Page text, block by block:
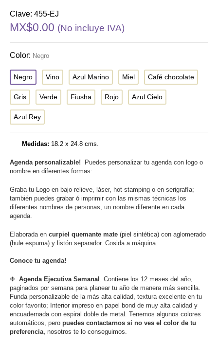
Clave: 455-EJ
MX$0.00 (No incluye IVA)
Color: Negro
Negro Vino Azul Marino Miel Café chocolate
Gris Verde Fiusha Rojo Azul Cielo
Azul Rey
Medidas: 18.2 x 24.8 cms.
Agenda personalizable!
Puedes personalizar tu agenda con logo o
nombre en diferentes formas:
Graba tu Logo en bajo relieve, láser, hot-stamping o en serigrafía;
también puedes grabar ó imprimir con las mismas técnicas los
diferentes nombres de personas, un nombre diferente en cada
agenda.
Elaborada en curpiel quemante mate (piel sintética) con aglomerado
(hule espuma) y listón separador. Cosida a máquina.
Conoce tu agenda!
❉ Agenda Ejecutiva Semanal . Contiene los 12 meses del año,
paginados por semana para planear tu año de manera más sencilla.
Funda personalizable de la más alta calidad, textura excelente en tu
color favorito; Interior impreso en papel bond de muy alta calidad y
encuadernada con espiral doble de metal. Tenemos algunos colores
automáticos, pero puedes contactarnos si no ves el color de tu
preferencia, nosotros te lo conseguimos.